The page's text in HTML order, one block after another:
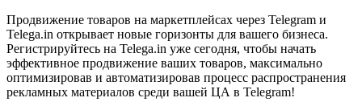
Продвижение товаров на маркетплейсах через Telegram и
Telega.in открывает новые горизонты для вашего бизнеса.
Регистрируйтесь на Telega.in уже сегодня, чтобы начать
эффективное продвижение ваших товаров, максимально
оптимизировав и автоматизировав процесс распространения
рекламных материалов среди вашей ЦА в Telegram!